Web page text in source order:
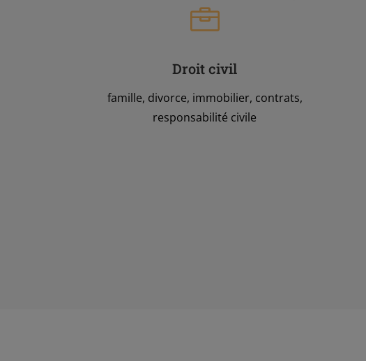

Droit civil
famille, divorce, immobilier, contrats,
responsabilité civile